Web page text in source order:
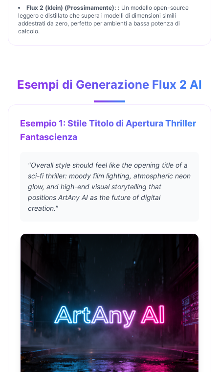
Flux 2 (klein) (Prossimamente): : Un modello open-source
leggero e distillato che supera i modelli di dimensioni simili
addestrati da zero, perfetto per ambienti a bassa potenza di
calcolo.
Esempi di Generazione Flux 2 AI
Esempio 1: Stile Titolo di Apertura Thriller
Fantascienza
"Overall style should feel like the opening title of a
sci-fi thriller: moody film lighting, atmospheric neon
glow, and high-end visual storytelling that
positions ArtAny AI as the future of digital
creation."